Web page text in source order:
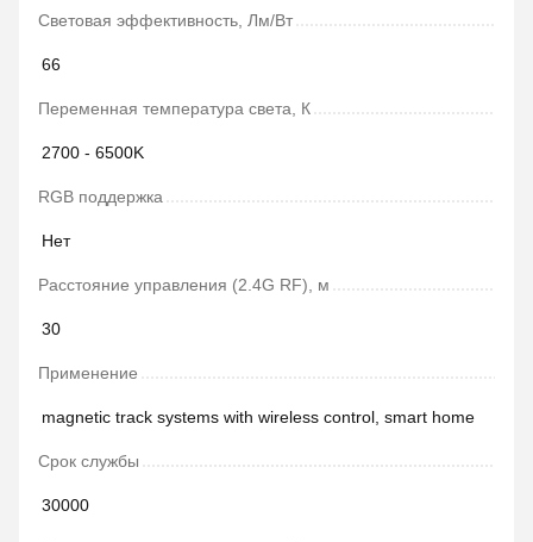
Световая эффективность, Лм/Вт
66
Переменная температура света, К
2700 - 6500K
RGB поддержка
Нет
Расстояние управления (2.4G RF), м
30
Применение
magnetic track systems with wireless control, smart home
Срок службы
30000